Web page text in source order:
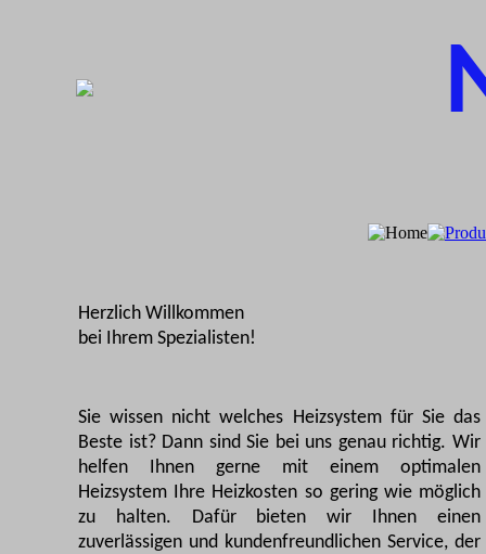
Herzlich Willkommen
bei Ihrem Spezialisten!
Sie wissen nicht welches Heizsystem für Sie das
Beste ist? Dann sind Sie bei uns genau richtig. Wir
helfen Ihnen gerne mit einem optimalen
Heizsystem Ihre Heizkosten so gering wie möglich
zu halten. Dafür bieten wir Ihnen einen
zuverlässigen und kundenfreundlichen Service, der